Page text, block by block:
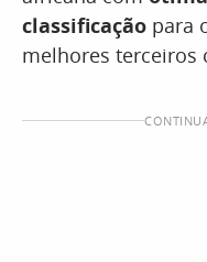
classificação para
melhores terceiros